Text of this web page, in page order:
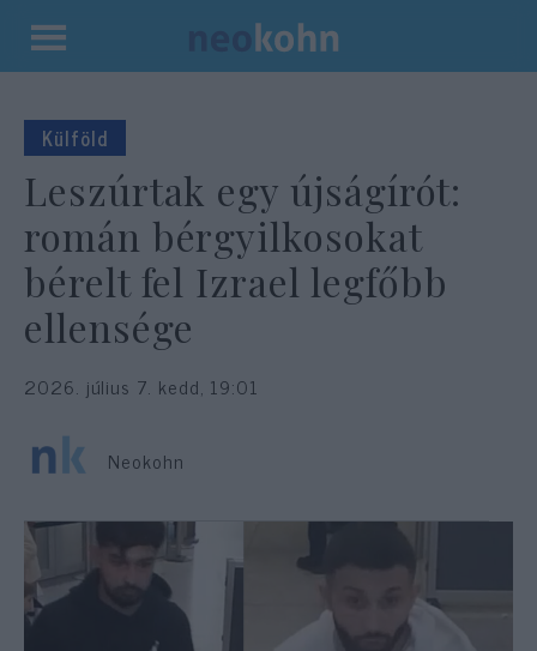
Kilépés
tartalomba
Külföld
Leszúrtak egy újságírót:
román bérgyilkosokat
bérelt fel Izrael legfőbb
ellensége
2026. július 7. kedd, 19:01
Neokohn